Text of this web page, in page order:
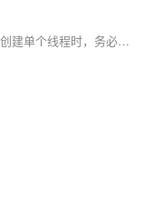
在C#中使用线程池需引用`System.Threading`。创建单个线程时，务必在Unity程序停止前关闭线程（如使用`Thread.Abort()`），否则可能导致崩溃。示例代码展示了如何创建和管理线程，确保在线程中执行任务并在主线程中处理结果。完整代码包括线程池队列、主线程检查及线程安全的操作队列管理，确保多线程操作的稳定性和安全性。